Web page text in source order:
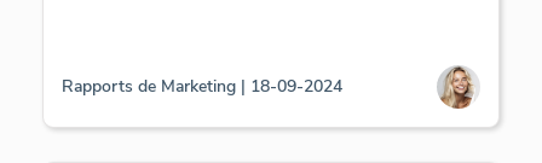
Rapports de Marketing | 18-09-2024